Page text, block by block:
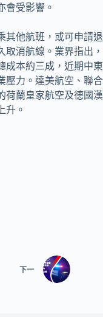
會受影響。
其他航班，或可申請退
消航線。業界指出，
成本約三成，近期中東
壓力。達美航空、聯合
荷蘭皇家航空及德國漢
升。
下一